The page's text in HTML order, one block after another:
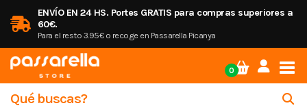
ENVÍO EN 24 HS. Portes GRATIS para compras superiores a
60€.
Para el resto 3.95€ o recoge en Passarella Picanya
0